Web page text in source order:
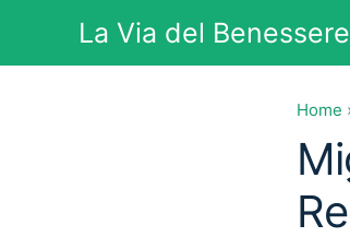
contenuto
La Via del Benessere
Home